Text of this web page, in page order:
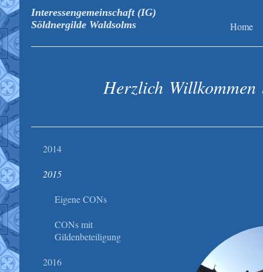
Interessengemeinschaft (IG)
Söldnergilde Waldsolms
Home
Herzlich
2014
2015
Eigene CONs
CONs mit
Gildenbeteiligung
2016